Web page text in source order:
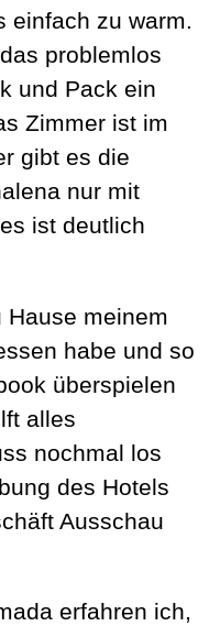
einfach zu warm.
problemlos
und Pack ein
Zimmer ist im
gibt es die
nur mit
ist deutlich
Hause meinem
habe und so
überspielen
alles
nochmal los
des Hotels
Ausschau
erfahren ich,